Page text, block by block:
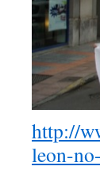
http://
leon-